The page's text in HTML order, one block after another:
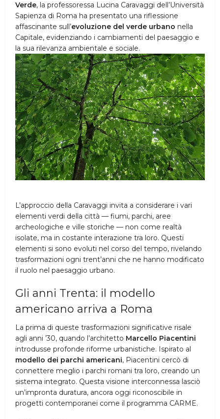
Verde, la professoressa Lucina Caravaggi dell’Università
Sapienza di Roma ha presentato una riflessione
affascinante sull’evoluzione del verde urbano nella
Capitale, evidenziando i cambiamenti del paesaggio e
la sua rilevanza ambientale e sociale.
L’approccio della Caravaggi invita a considerare i vari
elementi verdi della città — fiumi, parchi, aree
archeologiche e ville storiche — non come realtà
isolate, ma in costante interazione tra loro. Questi
elementi si sono evoluti nel corso del tempo, rivelando
trasformazioni ogni trent’anni che ne hanno modificato
il ruolo nel paesaggio urbano.
Gli anni Trenta: il modello
americano arriva a Roma
La prima di queste trasformazioni significative risale
agli anni ’30, quando l’architetto Marcello Piacentini
introdusse profonde riforme urbanistiche. Ispirato al
modello dei parchi americani, Piacentini cercò di
connettere meglio i parchi romani tra loro, creando un
sistema integrato. Questa visione interconnessa lasciò
un’impronta duratura, ancora oggi riconoscibile in
progetti contemporanei come il programma CARME.